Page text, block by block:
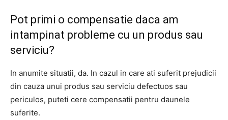
Pot primi o compensatie daca am
intampinat probleme cu un produs sau
serviciu?
In anumite situatii, da. In cazul in care ati suferit prejudicii
din cauza unui produs sau serviciu defectuos sau
periculos, puteti cere compensatii pentru daunele
suferite.